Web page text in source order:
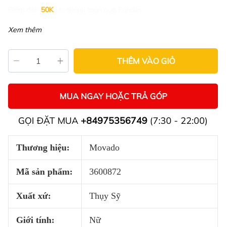
50K
Xem thêm
THÊM VÀO GIỎ
MUA NGAY HOẶC TRẢ GÓP
GỌI ĐẶT MUA +84975356749 (7:30 - 22:00)
Thương hiệu: Movado
Mã sản phẩm: 3600872
Xuất xứ: Thụy Sỹ
Giới tính: Nữ